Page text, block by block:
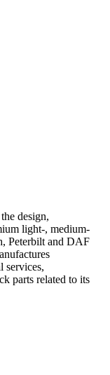
design,
light-, medium-
Peterbilt and DAF
services,
parts related to its